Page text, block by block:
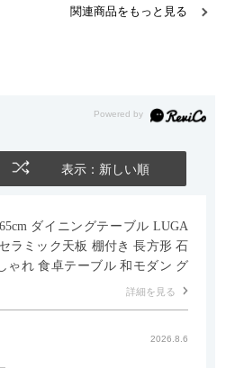
関連商品をもっと見る
表示：新しい順
ダイニングテーブル LUGA
ラミック天板 棚付き 長方形 石
ゃれ 食卓テーブル 和モダン グ
詳細を見る
2026.8.6